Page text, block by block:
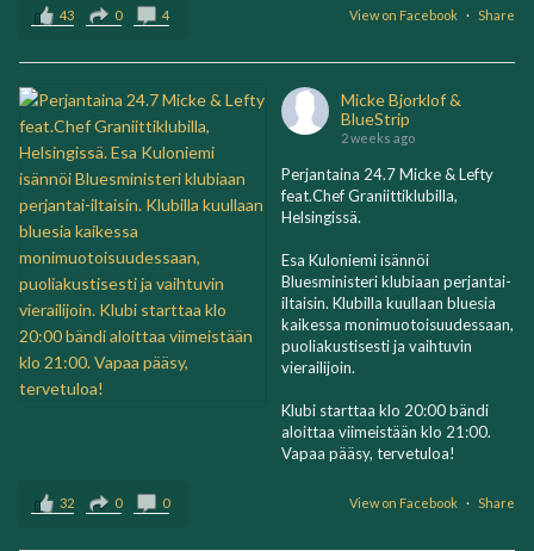
View on Facebook · Share
43 0 4
Micke Bjorklof &
BlueStrip
2 weeks ago
Perjantaina 24.7 Micke & Lefty
feat.Chef Graniittiklubilla,
Helsingissä.
Esa Kuloniemi isännöi
Bluesministeri klubiaan perjantai-
iltaisin. Klubilla kuullaan bluesia
kaikessa monimuotoisuudessaan,
puoliakustisesti ja vaihtuvin
vierailijoin.
Klubi starttaa klo 20:00 bändi
aloittaa viimeistään klo 21:00.
Vapaa pääsy, tervetuloa!
View on Facebook · Share
32 0 0